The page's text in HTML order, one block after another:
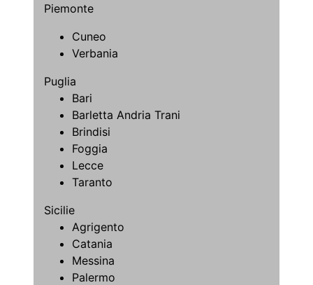
Piemonte
Cuneo
Verbania
Puglia
Bari
Barletta Andria Trani
Brindisi
Foggia
Lecce
Taranto
Sicilie
Agrigento
Catania
Messina
Palermo